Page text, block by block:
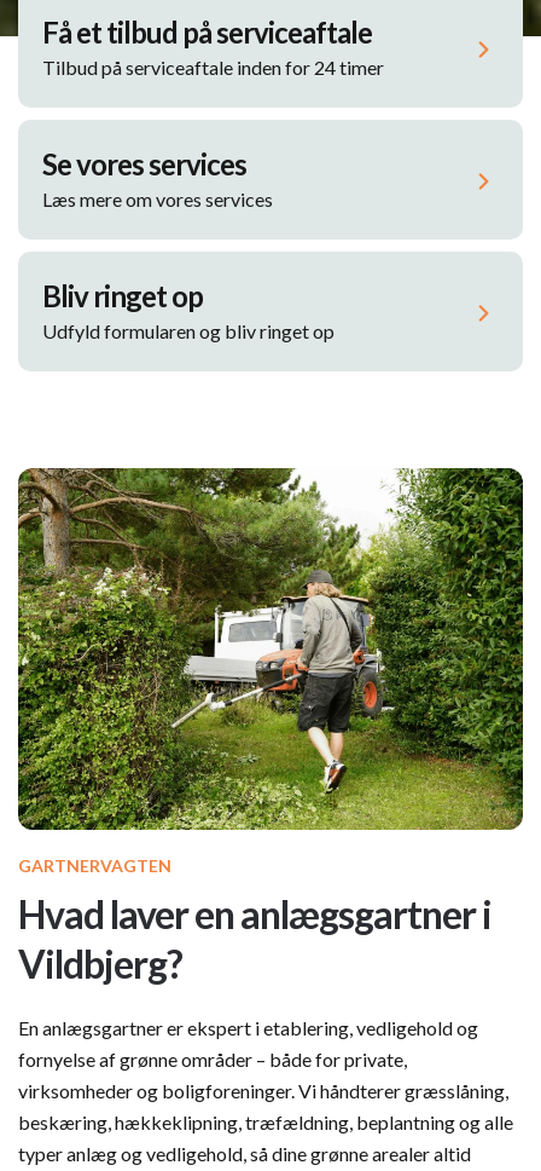
Få et tilbud på serviceaftale
Tilbud på serviceaftale inden for 24 timer
Se vores services
Læs mere om vores services
Bliv ringet op
Udfyld formularen og bliv ringet op
GARTNERVAGTEN
Hvad laver en anlægsgartner i
Vildbjerg?
En anlægsgartner er ekspert i etablering, vedligehold og
fornyelse af grønne områder – både for private,
virksomheder og boligforeninger. Vi håndterer græsslåning,
beskæring, hækkeklipning, træfældning, beplantning og alle
typer anlæg og vedligehold, så dine grønne arealer altid